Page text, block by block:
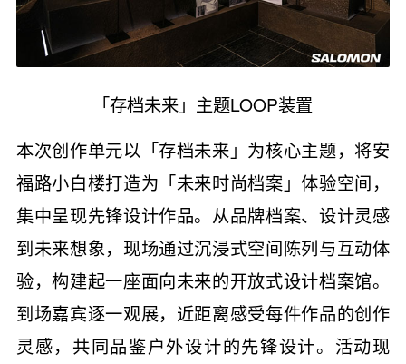
「存档未来」主题LOOP装置
本次创作单元以「存档未来」为核心主题，将安
福路小白楼打造为「未来时尚档案」体验空间，
集中呈现先锋设计作品。从品牌档案、设计灵感
到未来想象，现场通过沉浸式空间陈列与互动体
验，构建起一座面向未来的开放式设计档案馆。
到场嘉宾逐一观展，近距离感受每件作品的创作
灵感，共同品鉴户外设计的先锋设计。活动现